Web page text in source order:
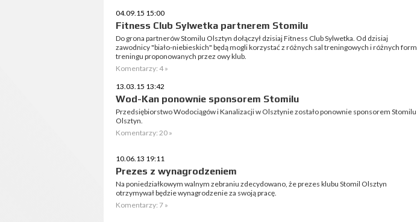
04.09.15 15:00
Fitness Club Sylwetka partnerem Stomilu
Do grona partnerów Stomilu Olsztyn dołączył dzisiaj Fitness Club Sylwetka. Od dzisiaj
zawodnicy "biało-niebieskich" będą mogli korzystać z różnych sal treningowych i różnych form
treningu proponowanych przez owy klub.
Komentarzy: 4 »
13.03.15 13:42
Wod-Kan ponownie sponsorem Stomilu
Przedsiębiorstwo Wodociągów i Kanalizacji w Olsztynie zostało ponownie sponsorem Stomilu
Olsztyn.
Komentarzy: 20 »
10.06.13 19:11
Prezes z wynagrodzeniem
Na poniedziałkowym walnym zebraniu zdecydowano, że prezes klubu Stomil Olsztyn
otrzymywał będzie wynagrodzenie za swoją pracę.
Komentarzy: 7 »